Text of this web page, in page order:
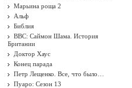
Марьина роща 2
Альф
Библия
BBC: Саймон Шама. История
Британии
Доктор Хаус
Конец парада
Петр Лещенко. Все, что было…
Пуаро: Сезон 13